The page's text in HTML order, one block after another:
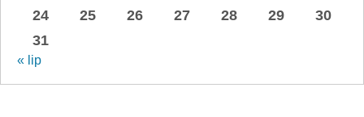
24
25 26 27 28 29
30
31
« lip